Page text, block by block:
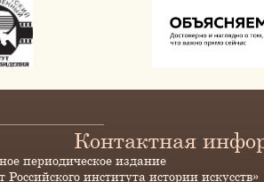
Контактная
периодическое издание
Российского института истории искусств»